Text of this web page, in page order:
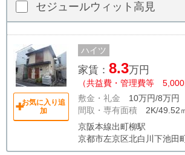
セジュールウィット高見
お気に入り追
加
ハイツ
家賃： 8.3万円
（共益費・管理費等 5,000
敷金・礼金 10万円/8万円
間取・専有面積 2K/49.52
京阪本線出町柳駅
京都市左京区北白川下池田